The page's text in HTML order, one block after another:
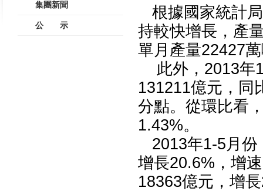
集團新聞
公 示
根據國家統計
持較快增長，產
單月產量22427
此外，2013年
131211億元，同
分點。從環比看
1.43%。
2013年1-5月份
增長20.6%，增
18363億元，增